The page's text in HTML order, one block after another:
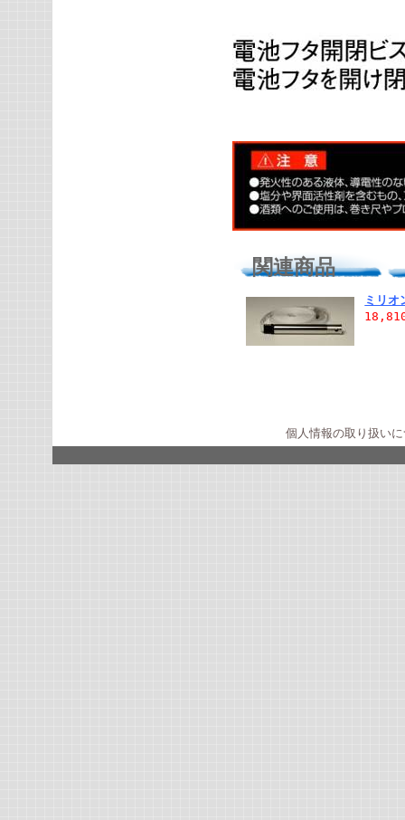
関連商品
ミリオ
個人情報の取り扱い